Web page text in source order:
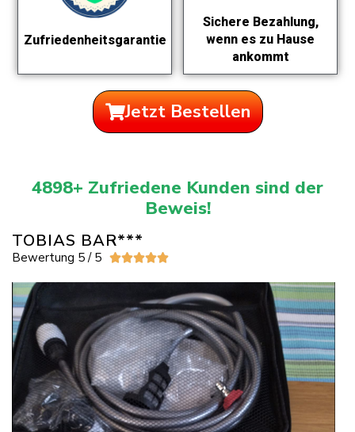
Zufriedenheitsgarantie
Sichere Bezahlung,
wenn es zu Hause
ankommt
Jetzt Bestellen
4898+ Zufriedene Kunden sind der
Beweis!
TOBIAS BAR***
Bewertung 5 / 5 